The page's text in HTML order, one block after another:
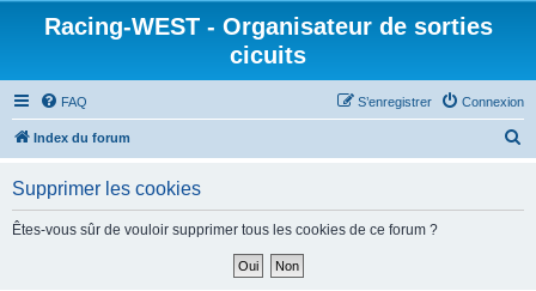
Racing-WEST - Organisateur de sorties
cicuits
FAQ Connexion
S’enregistrer
Index du forum
Supprimer les cookies
Êtes-vous sûr de vouloir supprimer tous les cookies de ce forum ?